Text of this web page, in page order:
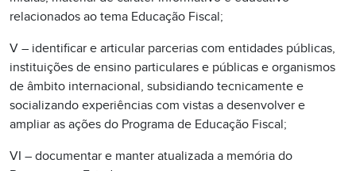
relacionados ao tema Educação Fiscal;
V – identificar e articular parcerias com entidades públicas,
instituições de ensino particulares e públicas e organismos
de âmbito internacional, subsidiando tecnicamente e
socializando experiências com vistas a desenvolver e
ampliar as ações do Programa de Educação Fiscal;
VI – documentar e manter atualizada a memória do